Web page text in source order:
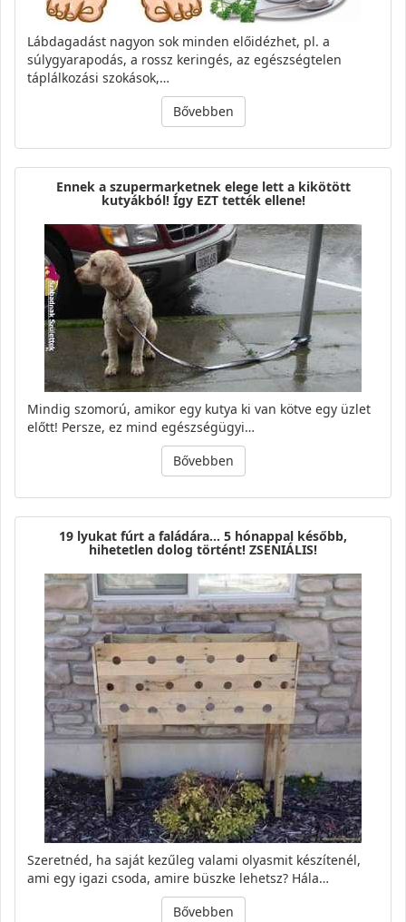
Lábdagadást nagyon sok minden előidézhet, pl. a
súlygyarapodás, a rossz keringés, az egészségtelen
táplálkozási szokások,…
Bővebben
Ennek a szupermarketnek elege lett a kikötött
kutyákból! Így EZT tették ellene!
Mindig szomorú, amikor egy kutya ki van kötve egy üzlet
előtt! Persze, ez mind egészségügyi…
Bővebben
19 lyukat fúrt a faládára… 5 hónappal később,
hihetetlen dolog történt! ZSENIÁLIS!
Szeretnéd, ha saját kezűleg valami olyasmit készítenél,
ami egy igazi csoda, amire büszke lehetsz? Hála…
Bővebben